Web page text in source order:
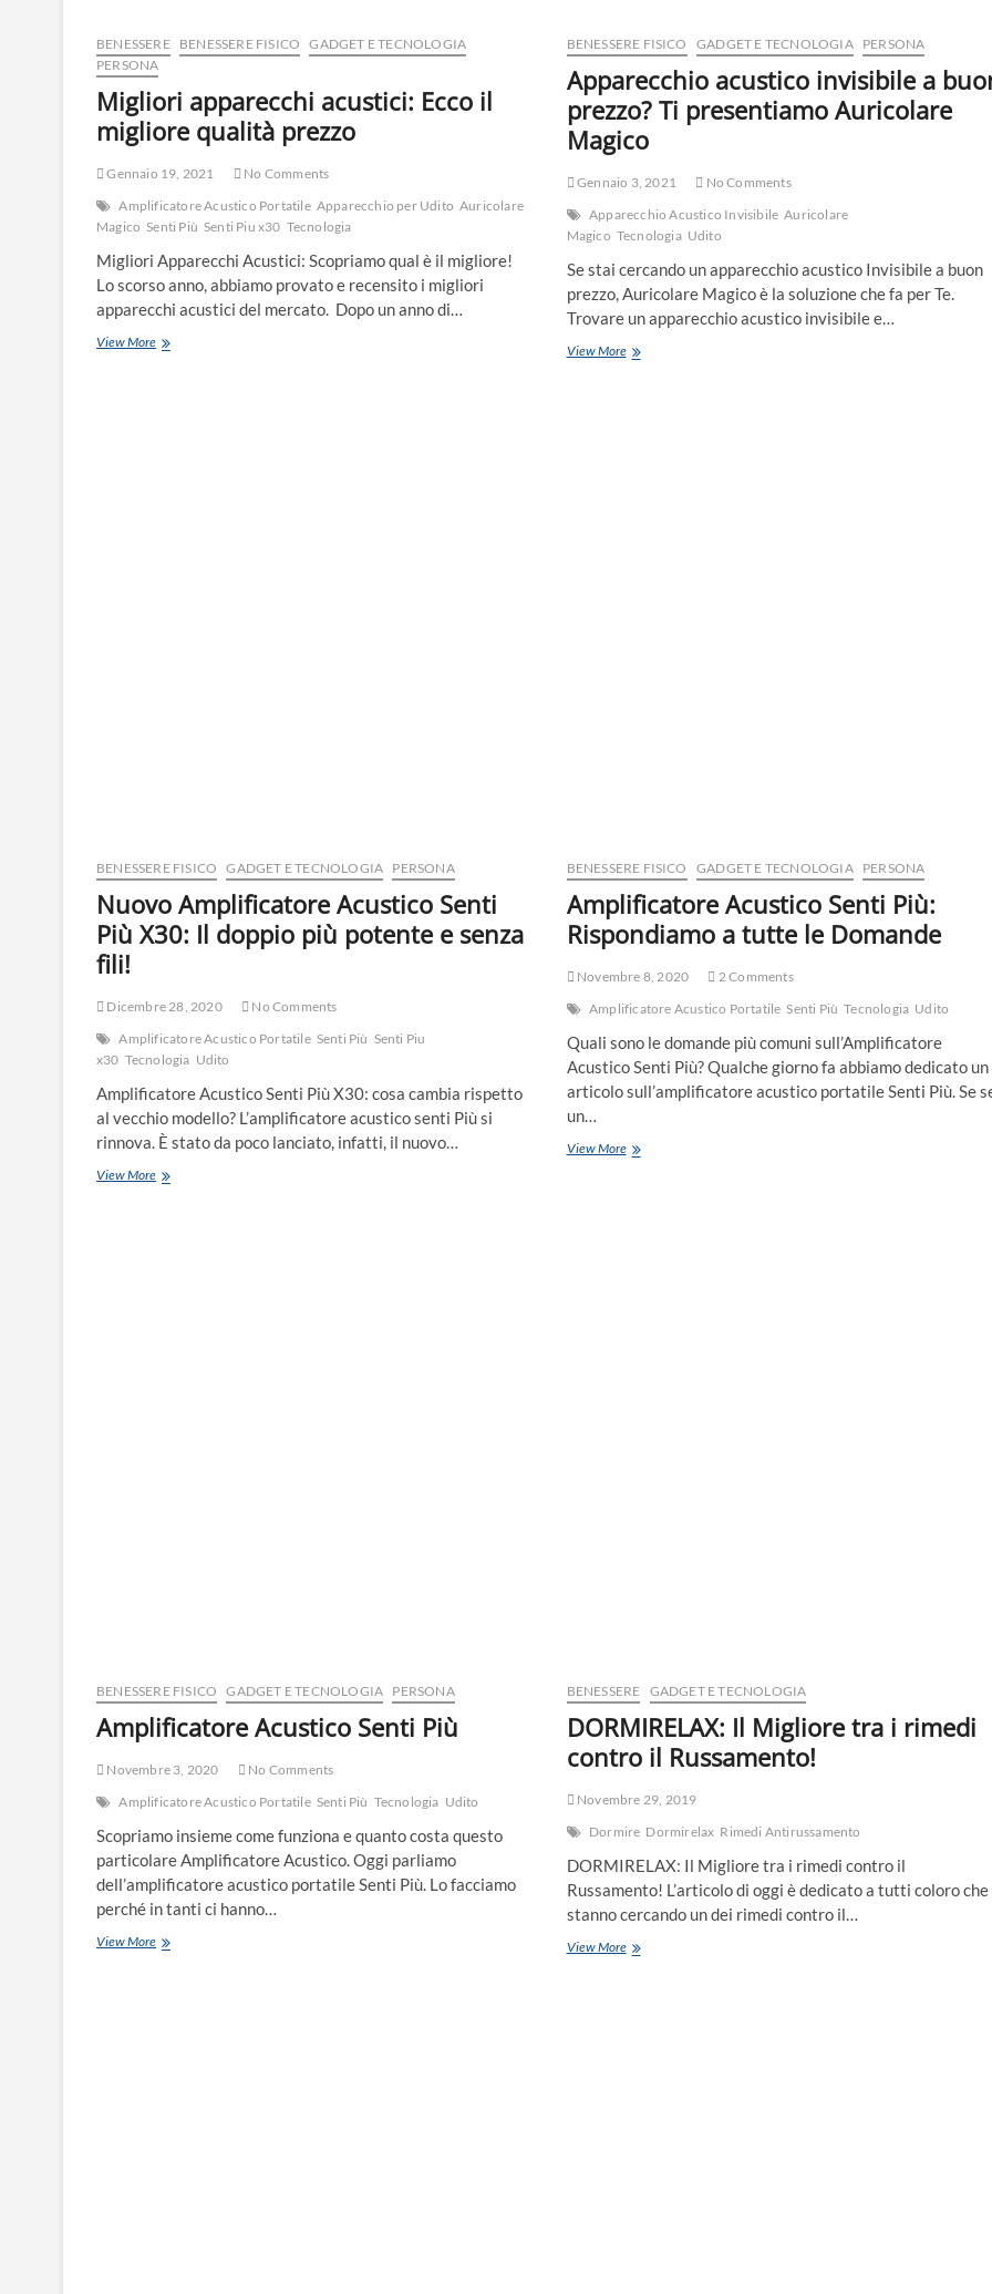
BENESSERE BENESSERE FISICO
GADGET E TECNOLOGIA
PERSONA
Migliori apparecchi acustici: Ecco il
migliore qualità prezzo
Gennaio 19, 2021
No Comments
Amplificatore Acustico Portatile Apparecchio per Udito Auricolare
Magico Senti Più Senti Piu x30 Tecnologia
Migliori Apparecchi Acustici: Scopriamo qual è il migliore!
Lo scorso anno, abbiamo provato e recensito i migliori
apparecchi acustici del mercato. Dopo un anno di…
View More
BENESSERE FISICO GADGET E TECNOLOGIA PERSONA
Apparecchio acustico invisibile a
prezzo? Ti presentiamo Auricolare
Magico
Gennaio 3, 2021
No Comments
Apparecchio Acustico Invisibile Auricolare
Magico Tecnologia Udito
Se stai cercando un apparecchio acustico Invisibile a buon
prezzo, Auricolare Magico è la soluzione che fa per Te.
Trovare un apparecchio acustico invisibile e…
View More
BENESSERE FISICO GADGET E TECNOLOGIA PERSONA
Nuovo Amplificatore Acustico Senti
Più X30: Il doppio più potente e senza
fili!
Dicembre 28, 2020
No Comments
Amplificatore Acustico Portatile Senti Più Senti Piu
x30 Tecnologia Udito
Amplificatore Acustico Senti Più X30: cosa cambia rispetto
al vecchio modello? L’amplificatore acustico senti Più si
rinnova. È stato da poco lanciato, infatti, il nuovo…
View More
BENESSERE FISICO GADGET E TECNOLOGIA PERSONA
Amplificatore Acustico Senti Più:
Rispondiamo a tutte le Domande
Novembre 8, 2020
2 Comments
Amplificatore Acustico Portatile Senti Più Tecnologia Udito
Quali sono le domande più comuni sull’Amplificatore
Acustico Senti Più? Qualche giorno fa abbiamo dedicato un
articolo sull’amplificatore acustico portatile Senti Più. Se
un…
View More
BENESSERE FISICO GADGET E TECNOLOGIA PERSONA
Amplificatore Acustico Senti Più
Novembre 3, 2020
No Comments
Amplificatore Acustico Portatile Senti Più Tecnologia Udito
Scopriamo insieme come funziona e quanto costa questo
particolare Amplificatore Acustico. Oggi parliamo
dell’amplificatore acustico portatile Senti Più. Lo facciamo
perché in tanti ci hanno…
View More
BENESSERE GADGET E TECNOLOGIA
DORMIRELAX: Il Migliore tra i rimedi
contro il Russamento!
Novembre 29, 2019
Dormire Dormirelax Rimedi Antirussamento
DORMIRELAX: Il Migliore tra i rimedi contro il
Russamento! L’articolo di oggi è dedicato a tutti coloro che
stanno cercando un dei rimedi contro il…
View More